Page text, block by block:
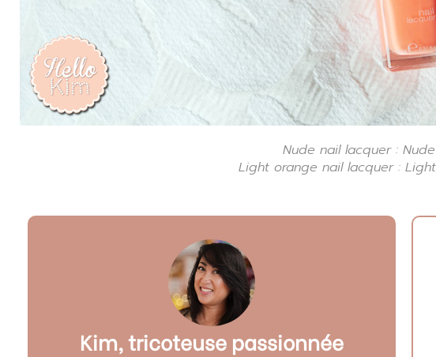
Nude nail lacquer :
Light orange nail lacquer :
Kim, tricoteuse passionnée